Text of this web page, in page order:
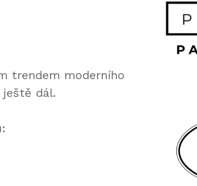
trendem moderního
ještě dál.